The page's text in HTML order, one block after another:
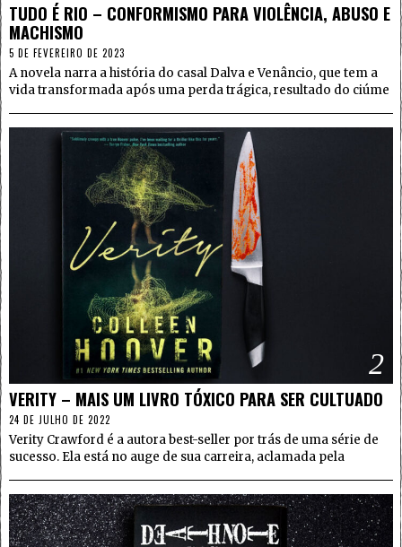
TUDO É RIO – CONFORMISMO PARA VIOLÊNCIA, ABUSO E
MACHISMO
5 DE FEVEREIRO DE 2023
A novela narra a história do casal Dalva e Venâncio, que tem a
vida transformada após uma perda trágica, resultado do ciúme
2
VERITY – MAIS UM LIVRO TÓXICO PARA SER CULTUADO
24 DE JULHO DE 2022
Verity Crawford é a autora best-seller por trás de uma série de
sucesso. Ela está no auge de sua carreira, aclamada pela